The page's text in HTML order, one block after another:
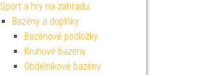
Sport a hry na zahradu
Bazény a doplňky
Bazénové podložky
Kruhové bazény
Obdélníkové bazény